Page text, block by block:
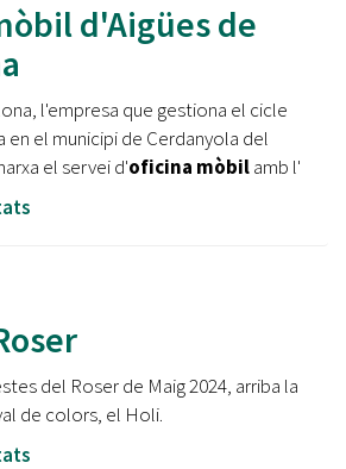
d'Aigües de
l'empresa que gestiona el cicle
en el municipi de Cerdanyola del
el servei d'oficina mòbilamb l'
del Roser de Maig 2024, arriba la
de colors, el Holi.